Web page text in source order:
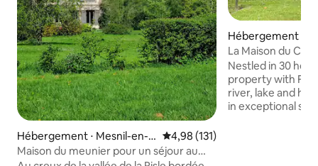
Hébergement ⋅ Mesnil-en-O
uche
Évaluation moyenne sur la
4,98 (131)
Maison du meunier pour un séjour au
Hébergement ⋅
en-Auge
La Maison du
l’Avenue
Nestled in 30
property with
river, lake and
in exceptional